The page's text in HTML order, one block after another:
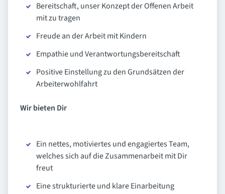
Bereitschaft, unser Konzept der Offenen Arbeit
mit zu tragen
Freude an der Arbeit mit Kindern
Empathie und Verantwortungsbereitschaft
Positive Einstellung zu den Grundsätzen der
Arbeiterwohlfahrt
Wir bieten Dir
Ein nettes, motiviertes und engagiertes Team,
welches sich auf die Zusammenarbeit mit Dir
freut
Eine strukturierte und klare Einarbeitung